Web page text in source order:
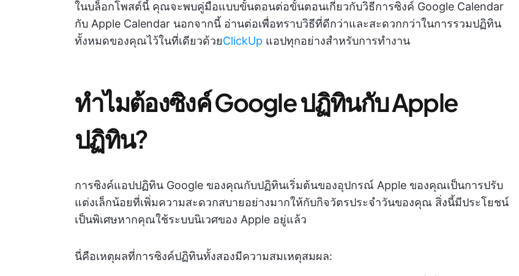
ในบล็อกโพสต์นี้ คุณจะพบคู่มือแบบขั้นตอนต่อขั้นตอนเกี่ยวกับวิธีการซิงค์ Google Calendar
กับ Apple Calendar นอกจากนี้ อ่านต่อเพื่อทราบวิธีที่ดีกว่าและสะดวกกว่าในการรวมปฏิทิน
ทั้งหมดของคุณไว้ในที่เดียวด้วยClickUp แอปทุกอย่างสำหรับการทำงาน
ทำไมต้องซิงค์ Google ปฏิทินกับ Apple
ปฏิทิน?
การซิงค์แอปปฏิทิน Google ของคุณกับปฏิทินเริ่มต้นของอุปกรณ์ Apple ของคุณเป็นการปรับ
แต่งเล็กน้อยที่เพิ่มความสะดวกสบายอย่างมากให้กับกิจวัตรประจำวันของคุณ สิ่งนี้มีประโยชน์
เป็นพิเศษหากคุณใช้ระบบนิเวศของ Apple อยู่แล้ว
นี่คือเหตุผลที่การซิงค์ปฏิทินทั้งสองมีความสมเหตุสมผล: